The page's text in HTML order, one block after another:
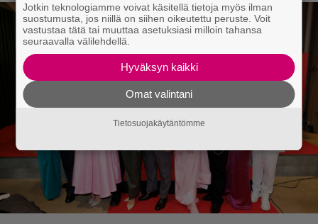
Jotkin teknologiamme voivat käsitellä tietoja myös ilman
suostumusta, jos niillä on siihen oikeutettu peruste. Voit
vastustaa tätä tai muuttaa asetuksiasi milloin tahansa
seuraavalla välilehdellä.
Hyväksyn kaikki
Omat valintani
Tietosuojakäytäntömme